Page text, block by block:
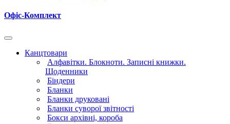
Офіс-Комплект
Канцтовари
Алфавітки. Блокноти. Записні книжки.
Щоденники
Біндери
Бланки
Бланки друковані
Бланки суворої звітності
Бокси архівні, короба